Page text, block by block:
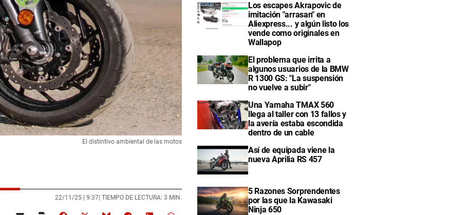
El distintivo ambiental de las motos
22/11/25 | 9:37| TIEMPO DE LECTURA: 3 MIN.
Los escapes Akrapovic de
imitación "arrasan" en
Aliexpress... y algún listo los
vende como originales en
Wallapop
El problema que irrita a
algunos usuarios de la BMW
R 1300 GS: "La suspensión
no vuelve a subir"
Una Yamaha TMAX 560
llega al taller con 13 fallos y
la avería estaba escondida
dentro de un cable
Así de equipada viene la
nueva Aprilia RS 457
5 Razones Sorprendentes
por las que la Kawasaki
Ninja 650